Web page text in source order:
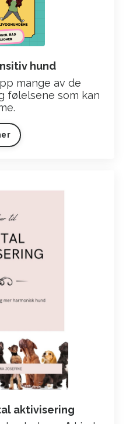
hund
mange av de
følelsene som kan
aktivisering